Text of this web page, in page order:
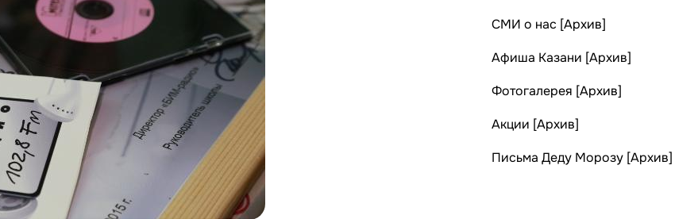
СМИ о нас [Архив]
Афиша Казани [Архив]
Фотогалерея [Архив]
Акции [Архив]
Письма Деду Морозу [Архив]